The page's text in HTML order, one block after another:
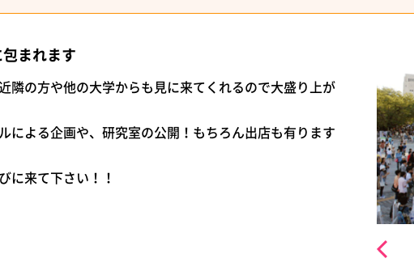
まれます
隣の方や他の大学からも見に来てくれるので大盛り上が
による企画や、研究室の公開！もちろん出店も有ります
に来て下さい！！